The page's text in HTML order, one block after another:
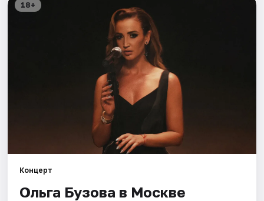
Города
Площадки
18+
Концерт
Ольга Бузова в Москве